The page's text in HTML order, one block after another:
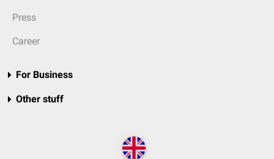
Press
Career
For Business
Other stuff